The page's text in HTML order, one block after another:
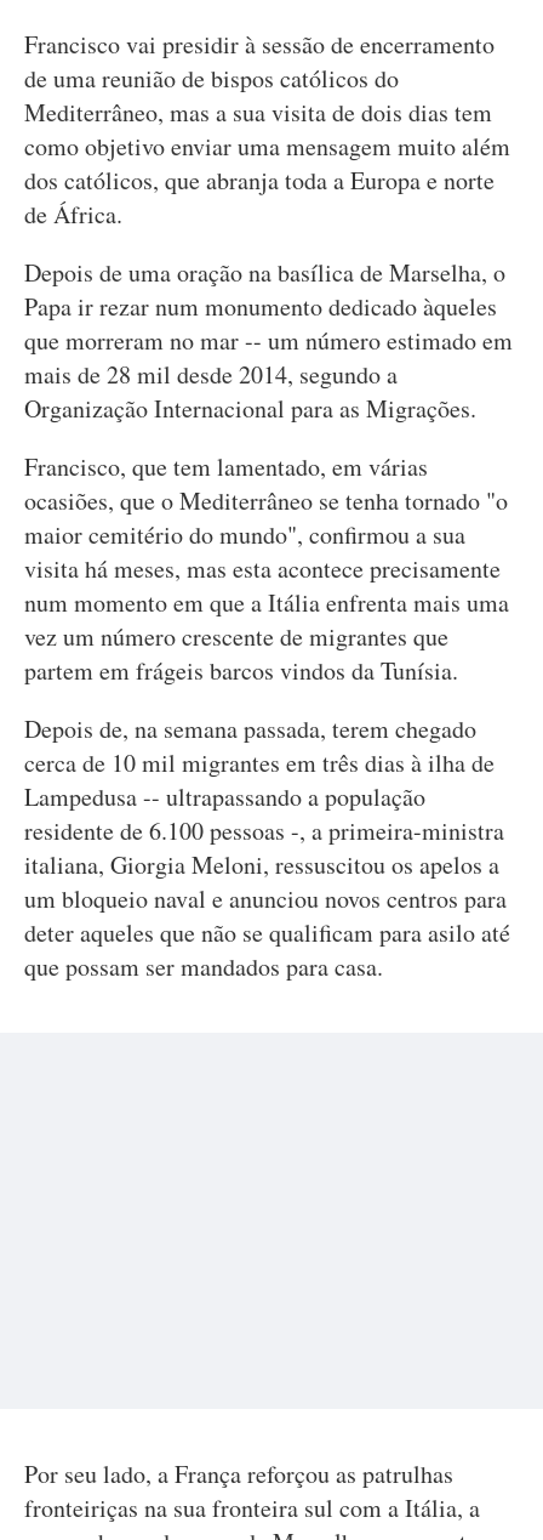
Francisco vai presidir à sessão de encerramento
de uma reunião de bispos católicos do
Mediterrâneo, mas a sua visita de dois dias tem
como objetivo enviar uma mensagem muito além
dos católicos, que abranja toda a Europa e norte
de África.
Depois de uma oração na basílica de Marselha, o
Papa ir rezar num monumento dedicado àqueles
que morreram no mar -- um número estimado em
mais de 28 mil desde 2014, segundo a
Organização Internacional para as Migrações.
Francisco, que tem lamentado, em várias
ocasiões, que o Mediterrâneo se tenha tornado "o
maior cemitério do mundo", confirmou a sua
visita há meses, mas esta acontece precisamente
num momento em que a Itália enfrenta mais uma
vez um número crescente de migrantes que
partem em frágeis barcos vindos da Tunísia.
Depois de, na semana passada, terem chegado
cerca de 10 mil migrantes em três dias à ilha de
Lampedusa -- ultrapassando a população
residente de 6.100 pessoas -, a primeira-ministra
italiana, Giorgia Meloni, ressuscitou os apelos a
um bloqueio naval e anunciou novos centros para
deter aqueles que não se qualificam para asilo até
que possam ser mandados para casa.
Por seu lado, a França reforçou as patrulhas
fronteiriças na sua fronteira sul com a Itália, a